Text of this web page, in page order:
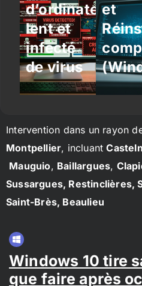
d’ordinateur
lent et
infecté
de virus
et
Intervention dans un rayon
Montpellier, incluant
Mauguio, Baillargues,
Sussargues, Restinclières,
Saint-Brès, Beaulieu
Windows 10 tire
que faire après